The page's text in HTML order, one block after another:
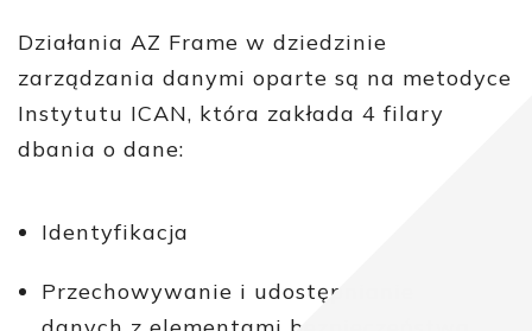
Działania AZ Frame w dziedzinie
zarządzania danymi oparte są na metodyce
Instytutu ICAN, która zakłada 4 filary
dbania o dane:
Identyfikacja
Przechowywanie i udostępnianie